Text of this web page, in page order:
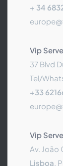
+ 34
Vip
37 Blvd
Tel/
+33
Vip
Av. João
Lisboa,